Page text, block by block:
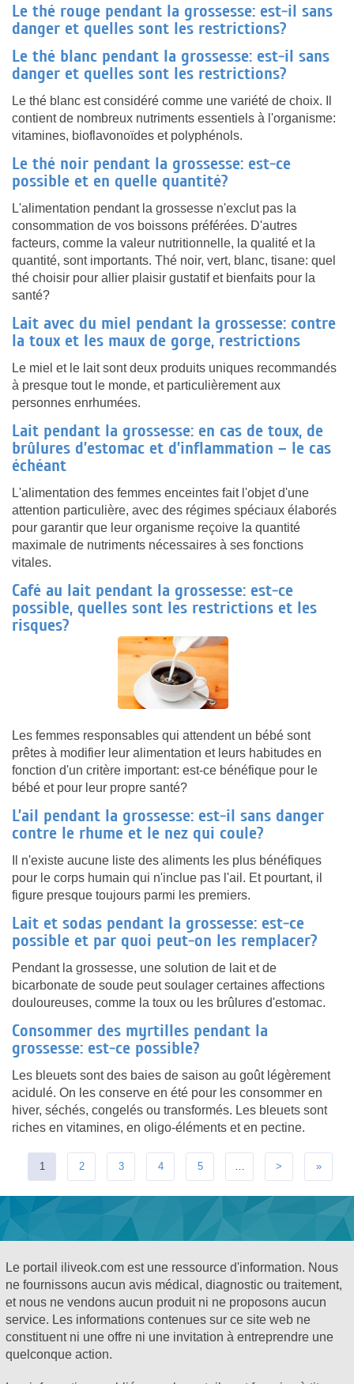
Le thé rouge pendant la grossesse: est-il sans
danger et quelles sont les restrictions?
Le thé blanc pendant la grossesse: est-il sans
danger et quelles sont les restrictions?
Le thé blanc est considéré comme une variété de choix. Il
contient de nombreux nutriments essentiels à l'organisme:
vitamines, bioflavonoïdes et polyphénols.
Le thé noir pendant la grossesse: est-ce
possible et en quelle quantité?
L'alimentation pendant la grossesse n'exclut pas la
consommation de vos boissons préférées. D'autres
facteurs, comme la valeur nutritionnelle, la qualité et la
quantité, sont importants. Thé noir, vert, blanc, tisane: quel
thé choisir pour allier plaisir gustatif et bienfaits pour la
santé?
Lait avec du miel pendant la grossesse: contre
la toux et les maux de gorge, restrictions
Le miel et le lait sont deux produits uniques recommandés
à presque tout le monde, et particulièrement aux
personnes enrhumées.
Lait pendant la grossesse: en cas de toux, de
brûlures d’estomac et d’inflammation – le cas
échéant
L'alimentation des femmes enceintes fait l'objet d'une
attention particulière, avec des régimes spéciaux élaborés
pour garantir que leur organisme reçoive la quantité
maximale de nutriments nécessaires à ses fonctions
vitales.
Café au lait pendant la grossesse: est-ce
possible, quelles sont les restrictions et les
risques?
Les femmes responsables qui attendent un bébé sont
prêtes à modifier leur alimentation et leurs habitudes en
fonction d'un critère important: est-ce bénéfique pour le
bébé et pour leur propre santé?
L’ail pendant la grossesse: est-il sans danger
contre le rhume et le nez qui coule?
Il n'existe aucune liste des aliments les plus bénéfiques
pour le corps humain qui n'inclue pas l'ail. Et pourtant, il
figure presque toujours parmi les premiers.
Lait et sodas pendant la grossesse: est-ce
possible et par quoi peut-on les remplacer?
Pendant la grossesse, une solution de lait et de
bicarbonate de soude peut soulager certaines affections
douloureuses, comme la toux ou les brûlures d'estomac.
Consommer des myrtilles pendant la
grossesse: est-ce possible?
Les bleuets sont des baies de saison au goût légèrement
acidulé. On les conserve en été pour les consommer en
hiver, séchés, congelés ou transformés. Les bleuets sont
riches en vitamines, en oligo-éléments et en pectine.
1 2 3 4 5 … > »
Le portail iliveok.com est une ressource d'information. Nous
ne fournissons aucun avis médical, diagnostic ou traitement,
et nous ne vendons aucun produit ni ne proposons aucun
service. Les informations contenues sur ce site web ne
constituent ni une offre ni une invitation à entreprendre une
quelconque action.